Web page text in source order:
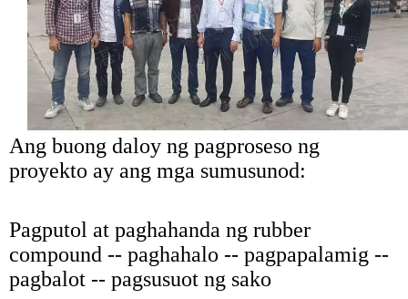
Ang buong daloy ng pagproseso ng
proyekto ay ang mga sumusunod:
Pagputol at paghahanda ng rubber
compound -- paghahalo -- pagpapalamig --
pagbalot -- pagsusuot ng sako